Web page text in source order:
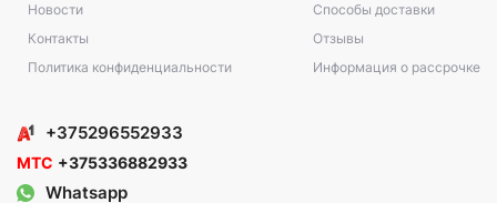
Новости
Контакты
Политика конфиденциальности
Способы доставки
Отзывы
Информация о рассрочке
+375296552933
МТС +375336882933
Whatsapp